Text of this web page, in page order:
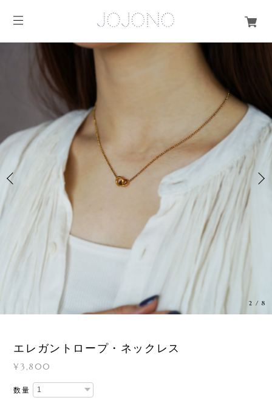
3 /8
エレガントロープ・ネックレス
¥3,800
数量